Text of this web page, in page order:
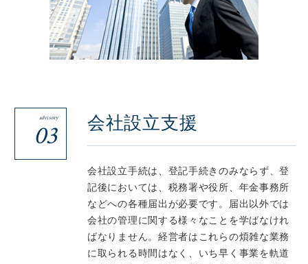
advisory
03 会社設立支援
会社設立手続は、登記手続きのみならず、登
記後においては、税務署や役所、年金事務所
などへの各種届出が必要です。届出以外では
会社の管理に関する様々なことを学ばなけれ
ばなりません。経営者はこれらの煩雑な業務
に取られる時間はなく、いち早く事業を軌道